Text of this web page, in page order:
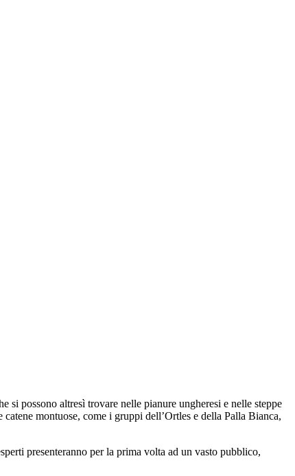
si possono altresì trovare nelle pianure ungheresi e nelle steppe
montuose, come i gruppi dell’Ortles e della Palla Bianca,
presenteranno per la prima volta ad un vasto pubblico,